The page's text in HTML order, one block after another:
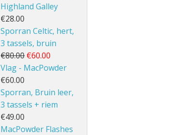
Highland Galley
€28.00
Sporran Celtic, hert,
3 tassels, bruin
€80.00 €60.00
Vlag - MacPowder
€60.00
Sporran, Bruin leer,
3 tassels + riem
€49.00
MacPowder Flashes